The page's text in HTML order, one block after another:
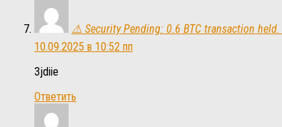
⚠️ Security Pending: 0.6 BTC transaction
10.09.2025 в 10:52 пп
3jdiie
Ответить